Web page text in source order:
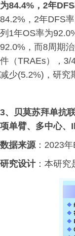
为84.4%，2年
84.2%，2年DFS
列1年OS率为
92.0%，而8周期
件（TRAEs），3/
减少(5.2%)，研究
3、
贝莫苏拜单抗
项单臂、多中心、
数据来源：2023
研究设计：本研究